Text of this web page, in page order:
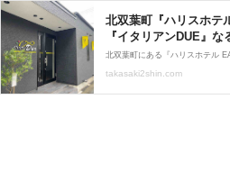
北双葉町『ハリスホテ
『イタリアンDUE』な
レストランがオープン
たかさき通信 - 群馬県
takasaki2shin.com